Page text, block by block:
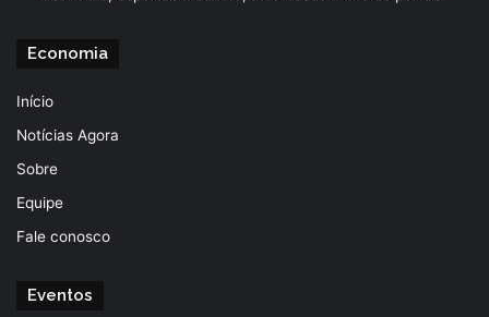
Economia
Início
Notícias Agora
Sobre
Equipe
Fale conosco
Eventos